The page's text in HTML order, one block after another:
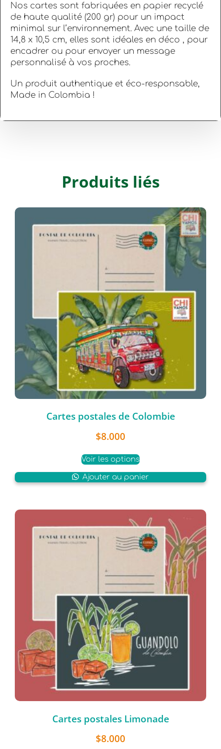
Nos cartes sont fabriquées en papier recyclé
de haute qualité (200 gr) pour un impact
minimal sur l’environnement. Avec une taille de
14,8 x 10,5 cm, elles sont idéales en déco , pour
encadrer ou pour envoyer un message
personnalisé à vos proches.
Un produit authentique et éco-responsable,
Made in Colombia !
Produits liés
Cartes postales de Colombie
$8.000
Voir les options
Ajouter au panier
Cartes postales Limonade
$8.000